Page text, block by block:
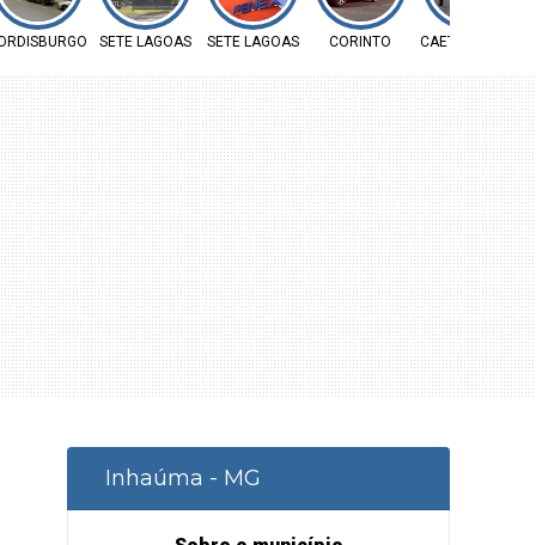
SETE LAGOAS SETE LAGOAS CORINTO CAETANÓPOLIS
Inhaúma - MG